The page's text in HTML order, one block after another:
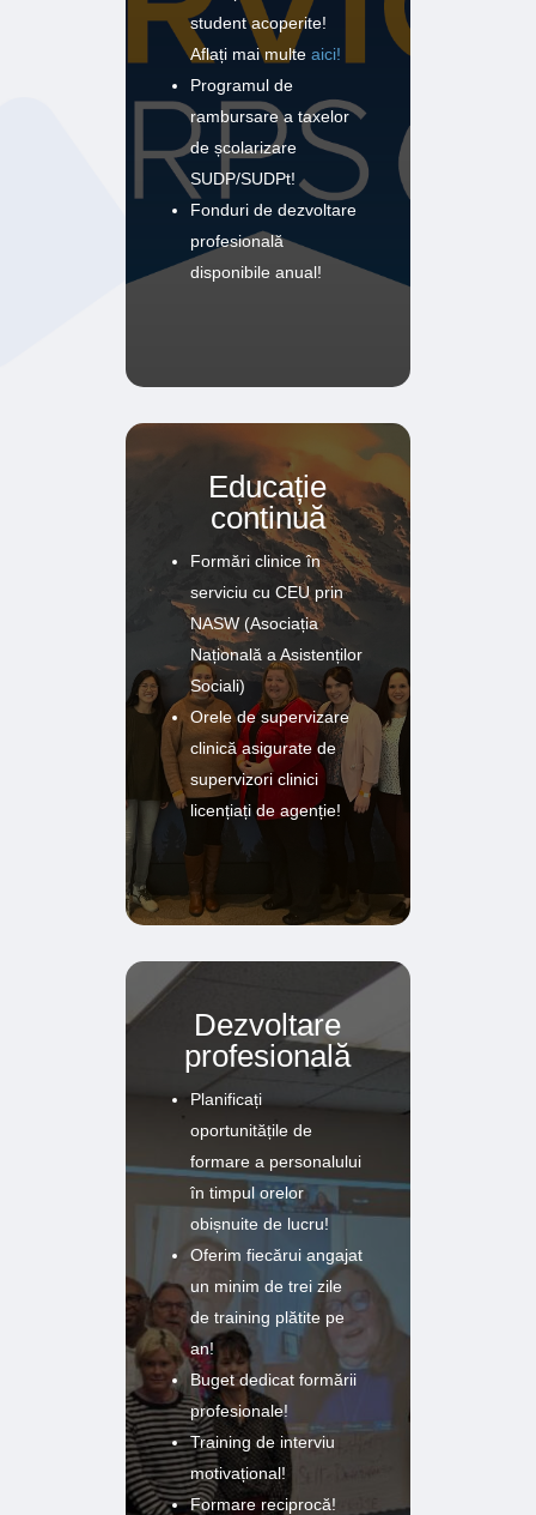
student acoperite!
Aflați mai multe aici!
Programul de
rambursare a taxelor
de școlarizare
SUDP/SUDPt!
Fonduri de dezvoltare
profesională
disponibile anual!
Educație
continuă
Formări clinice în
serviciu cu CEU prin
NASW (Asociația
Națională a Asistenților
Sociali)
Orele de supervizare
clinică asigurate de
supervizori clinici
licențiați de agenție!
Dezvoltare
profesională
Planificați
oportunitățile de
formare a personalului
în timpul orelor
obișnuite de lucru!
Oferim fiecărui angajat
un minim de trei zile
de training plătite pe
an!
Buget dedicat formării
profesionale!
Training de interviu
motivațional!
Formare reciprocă!